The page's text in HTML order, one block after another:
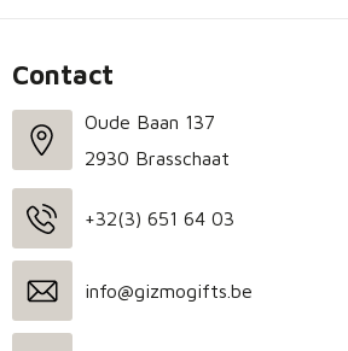
Contact
Oude Baan 137
2930 Brasschaat
+32(3) 651 64 03
info@gizmogifts.be